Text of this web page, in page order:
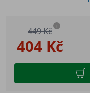
404 Kč
449 Kč i